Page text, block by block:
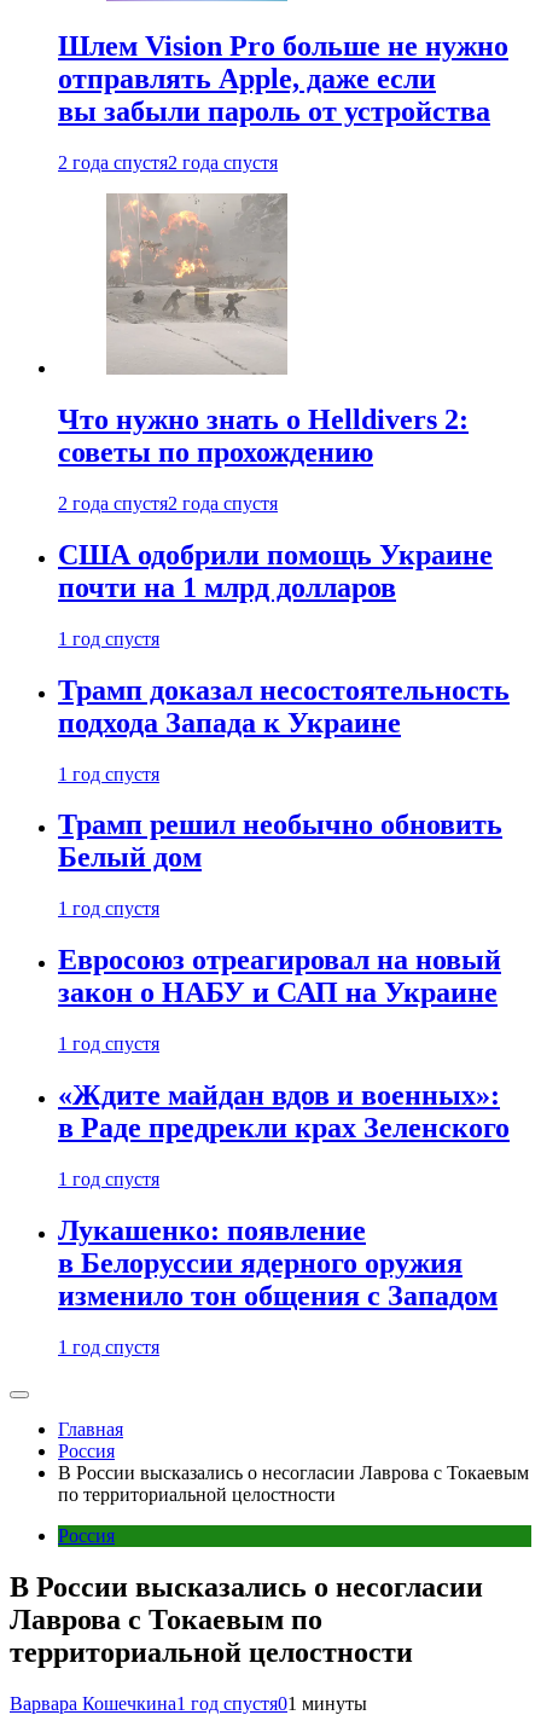
Шлем Vision Pro больше не нужно
отправлять Apple, даже если
вы забыли пароль от устройства
2 года спустя2 года спустя
Что нужно знать о Helldivers 2:
советы по прохождению
2 года спустя2 года спустя
США одобрили помощь Украине
почти на 1 млрд долларов
1 год спустя
Трамп доказал несостоятельность
подхода Запада к Украине
1 год спустя
Трамп решил необычно обновить
Белый дом
1 год спустя
Евросоюз отреагировал на новый
закон о НАБУ и САП на Украине
1 год спустя
«Ждите майдан вдов и военных»:
в Раде предрекли крах Зеленского
1 год спустя
Лукашенко: появление
в Белоруссии ядерного оружия
изменило тон общения с Западом
1 год спустя
Главная
Россия
В России высказались о несогласии Лаврова с Токаевым
по территориальной целостности
Россия
В России высказались о несогласии
Лаврова с Токаевым по
территориальной целостности
Варвара Кошечкина1 год спустя01 минуты